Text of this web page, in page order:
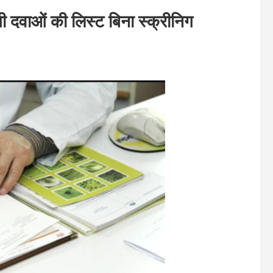
दवाओं की लिस्ट बिना स्क्रीनिग